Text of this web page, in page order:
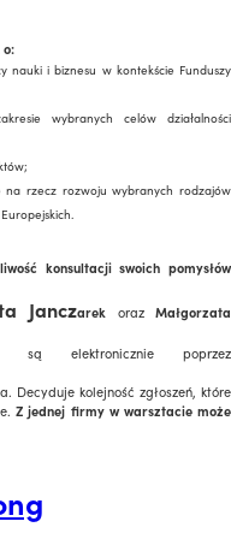
nauki i biznesu w kontekście Funduszy
wybranych celów działalności
na rzecz rozwoju wybranych rodzajów
konsultacji swoich pomysłów
Janczarek orazMałgorzata
są elektronicznie poprzez
Decyduje kolejność zgłoszeń, które
Z jednej firmy w warsztacie może